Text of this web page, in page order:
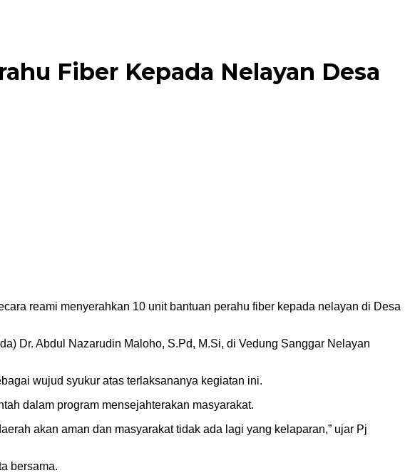
Fiber Kepada Nelayan Desa
reami menyerahkan 10 unit bantuan perahu fiber kepada nelayan di Desa
Dr. Abdul Nazarudin Maloho, S.Pd, M.Si, di Vedung Sanggar Nelayan
wujud syukur atas terlaksananya kegiatan ini.
dalam program mensejahterakan masyarakat.
akan aman dan masyarakat tidak ada lagi yang kelaparan,” ujar Pj
bersama.